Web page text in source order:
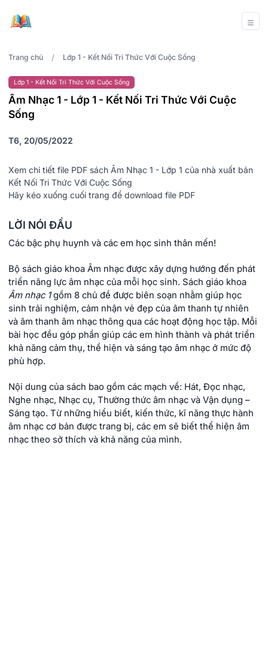
Trang chủ / Lớp 1 - Kết Nối Tri Thức Với Cuộc Sống
Lớp 1 - Kết Nối Tri Thức Với Cuộc Sống
Âm Nhạc 1 - Lớp 1 - Kết Nối Tri Thức Với Cuộc
Sống
T6, 20/05/2022
Xem chi tiết file PDF sách Âm Nhạc 1 - Lớp 1 của nhà xuất bản
Kết Nối Tri Thức Với Cuộc Sống
Hãy kéo xuống cuối trang để download file PDF
LỜI NÓI ĐẦU
Các bậc phụ huynh và các em học sinh thân mến!
Bộ sách giáo khoa Âm nhạc được xây dựng hướng đến phát
triển năng lực âm nhạc của mỗi học sinh. Sách giáo khoa
Âm nhạc 1gồm 8 chủ đề được biên soạn nhằm giúp học
sinh trải nghiệm, cảm nhận vẻ đẹp của âm thanh tự nhiên
và âm thanh âm nhạc thông qua các hoạt động học tập. Mỗi
bài học đều góp phần giúp các em hình thành và phát triển
khả năng cảm thụ, thể hiện và sáng tạo âm nhạc ở mức độ
phù hợp.
Nội dung của sách bao gồm các mạch về: Hát, Đọc nhạc,
Nghe nhạc, Nhạc cụ, Thường thức âm nhạc và Vận dụng –
Sáng tạo. Từ những hiểu biết, kiến thức, kĩ năng thực hành
âm nhạc cơ bản được trang bị, các em sẽ biết thể hiện âm
nhạc theo sở thích và khả năng của mình.